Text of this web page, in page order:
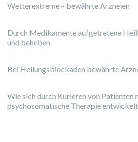
Wetterextreme – bewährte Arzneien
Durch Medikamente aufgetretene
und beheben
Bei Heilungsblockaden bewährte
Wie sich durch Kurieren von Patienten
psychosomatische Therapie